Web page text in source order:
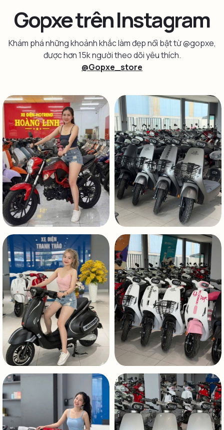
Gopxe trên Instagram
Khám phá những khoảnh khắc làm đẹp nổi bật từ @gopxe,
được hơn 15k người theo dõi yêu thích.
@Gopxe_store